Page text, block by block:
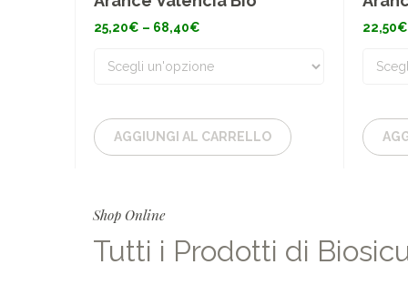
25,20€ – 68,40€
da
AGGIUNGI AL CARRELLO
da
22,50€
Shop Online
Tutti i Prodotti di